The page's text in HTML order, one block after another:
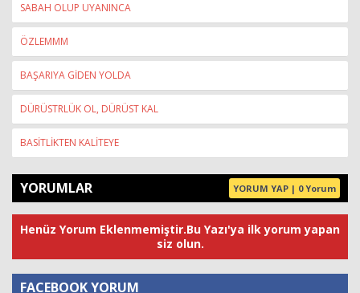
SABAH OLUP UYANINCA
ÖZLEMMM
BAŞARIYA GİDEN YOLDA
DÜRÜSTRLÜK OL, DÜRÜST KAL
BASİTLİKTEN KALİTEYE
YORUMLAR YORUM YAP | 0 Yorum
Henüz Yorum Eklenmemiştir.Bu Yazı'ya ilk yorum yapan
siz olun.
FACEBOOK YORUM